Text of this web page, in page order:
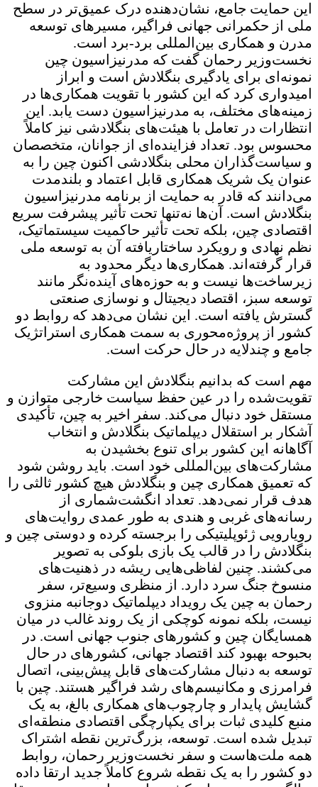
این حمایت جامع، نشان‌دهنده درک عمیق‌تر در سطح
ملی از حکمرانی جهانی فراگیر، مسیرهای توسعه
مدرن و همکاری بین‌المللی برد-برد است.
نخست‌وزیر رحمان گفت که مدرنیزاسیون چین
نمونه‌ای برای یادگیری بنگلادش است و ابراز
امیدواری کرد که این کشور با تقویت همکاری‌ها در
زمینه‌های مختلف، به مدرنیزاسیون دست یابد. این
انتظارات در تعامل با هیئت‌های بنگلادشی نیز کاملاً
محسوس بود. تعداد فزاینده‌ای از جوانان، متخصصان
و سیاست‌گذاران محلی بنگلادشی اکنون چین را به
عنوان یک شریک همکاری قابل اعتماد و بلندمدت
می‌دانند که قادر به حمایت از برنامه مدرنیزاسیون
بنگلادش است. آن‌ها نه‌تنها تحت تأثیر پیشرفت سریع
اقتصادی چین، بلکه تحت تأثیر حاکمیت سیستماتیک،
نظم نهادی و رویکرد ساختاریافته آن به توسعه ملی
قرار گرفته‌اند. همکاری‌ها دیگر محدود به
زیرساخت‌ها نیست و به حوزه‌های آینده‌نگر مانند
توسعه سبز، اقتصاد دیجیتال و نوسازی صنعتی
گسترش یافته است. این نشان می‌دهد که روابط دو
کشور از پروژه‌محوری به سمت همکاری استراتژیک
جامع و چندلایه در حال حرکت است.
مهم است که بدانیم بنگلادش این مشارکت
تقویت‌شده را در عین حفظ سیاست خارجی متوازن و
مستقل خود دنبال می‌کند. سفر اخیر به چین، تأکیدی
آشکار بر استقلال دیپلماتیک بنگلادش و انتخاب
آگاهانه این کشور برای تنوع بخشیدن به
مشارکت‌های بین‌المللی خود است. باید روشن شود
که تعمیق همکاری چین و بنگلادش هیچ کشور ثالثی را
هدف قرار نمی‌دهد. تعداد انگشت‌شماری از
رسانه‌های غربی و هندی به طور عمدی روایت‌های
رویارویی ژئوپلیتیکی را برجسته کرده و دوستی چین و
بنگلادش را در قالب یک بازی بلوکی به تصویر
می‌کشند. چنین لفاظی‌هایی ریشه در ذهنیت‌های
منسوخ جنگ سرد دارد. از منظری وسیع‌تر، سفر
رحمان به چین یک رویداد دیپلماتیک دوجانبه منزوی
نیست، بلکه نمونه کوچکی از یک روند غالب در میان
همسایگان چین و کشورهای جنوب جهانی است. در
بحبوحه بهبود کند اقتصاد جهانی، کشورهای در حال
توسعه به دنبال مشارکت‌های قابل پیش‌بینی، اتصال
فرامرزی و مکانیسم‌های رشد فراگیر هستند. چین با
گشایش پایدار و چارچوب‌های همکاری بالغ، به یک
منبع کلیدی ثبات برای یکپارچگی اقتصادی منطقه‌ای
تبدیل شده است. توسعه، بزرگ‌ترین نقطه اشتراک
همه ملت‌هاست و سفر نخست‌وزیر رحمان، روابط
دو کشور را به یک نقطه شروع کاملاً جدید ارتقا داده